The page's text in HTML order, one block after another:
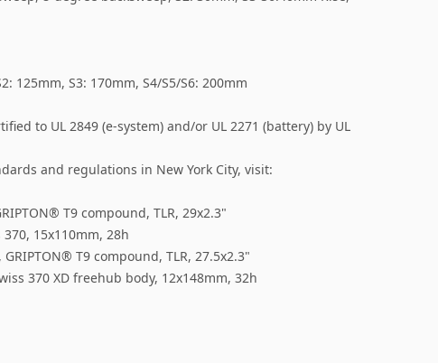
125mm, S3: 170mm, S4/S5/S6: 200mm
to UL 2849 (e-system) and/or UL 2271 (battery) by UL
and regulations in New York City, visit:
T9 compound, TLR, 29x2.3"
15x110mm, 28h
T9 compound, TLR, 27.5x2.3"
370 XD freehub body, 12x148mm, 32h